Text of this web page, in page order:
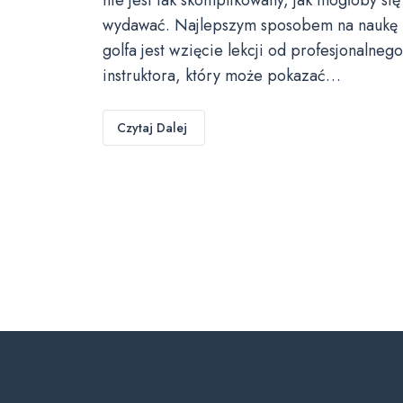
wydawać. Najlepszym sposobem na naukę
golfa jest wzięcie lekcji od profesjonalnego
instruktora, który może pokazać…
Czytaj Dalej